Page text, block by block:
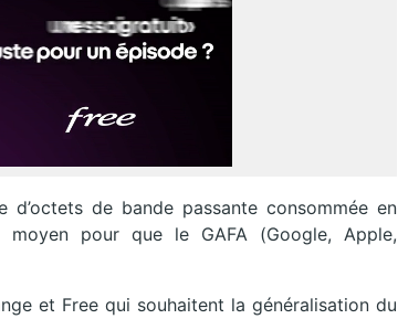
de bande passante consommée en
pour que le GAFA (Google, Apple,
et Free qui souhaitent la généralisation du